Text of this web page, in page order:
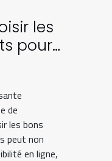
les
pour
de
de
les bons
peut non
en ligne,